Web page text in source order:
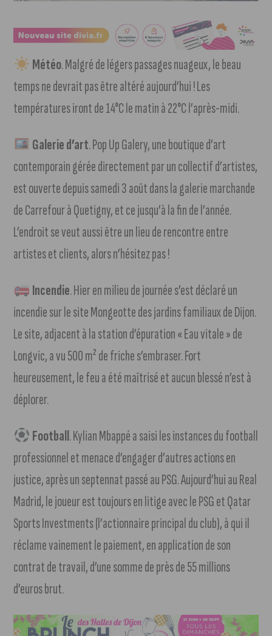
Météo. Malgré de légers passages nuageux, le beau
temps ne devrait pas être altéré aujourd’hui ! Les
températures iront de 14°C le matin à 22°C l’après-midi.
Galerie d’art. Pop Up Galery, une boutique d’art
contemporain gérée directement par un collectif d’artistes,
est ouverte depuis samedi 3 août dans la galerie marchande
de Carrefour à Quetigny, et ce jusqu’à la fin de l’année.
L’endroit se veut aussi être un lieu de rencontre entre
artistes et clients, alors n’hésitez pas !
Incendie. Hier en milieu de journée s’est déclaré un
incendie sur le site Mongeotte des jardins familiaux de Dijon.
Le site, adjacent à la station d’épuration « Eau vitale » de
Longvic, a vu 500 m² de friche s’embraser. Fort
heureusement, le feu a été maîtrisé et aucun blessé n’est à
déplorer.
Football. Kylian Mbappé a saisi les instances du football
professionnel et menace d’engager d’autres actions en
justice, après un septennat passé au PSG. Aujourd’hui au Real
Madrid, le joueur est toujours en litige avec le PSG et Qatar
Sports Investments (l’actionnaire principal du club), à qui il
réclame vainement le paiement, en application de son
contrat de travail, d’une somme de près de 55 millions
d’euros brut.